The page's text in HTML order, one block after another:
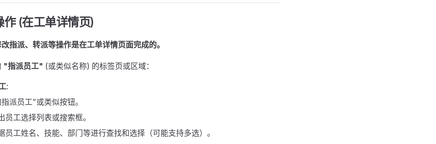
(在工单详情页)
指派、转派等操作是在工单详情页面完成的。
"指派员工" (或类似名称) 的标签页或区域：
:
派员工"或类似按钮。
员工选择列表或搜索框。
员工姓名、技能、部门等进行查找和选择（可能支持多选）。